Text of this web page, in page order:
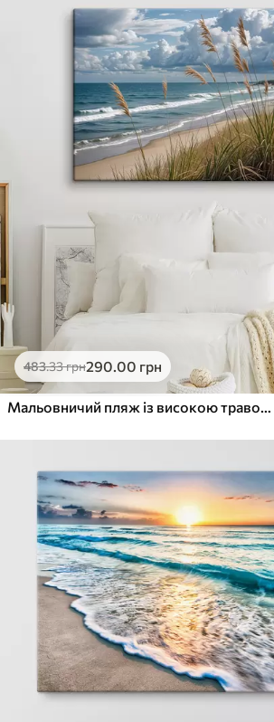
483.33грн290.00 грн
Мальовничий пляж із високою травою, що гойдається на вітрі, з видом на океан із розбіжними хвилями та хмарним небом